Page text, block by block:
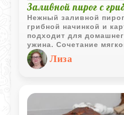
Заливной пирог с
Нежный заливной
грибной начинкой и
подходит для
ужина. Сочетание
румяной корочки
уютным.Лиза